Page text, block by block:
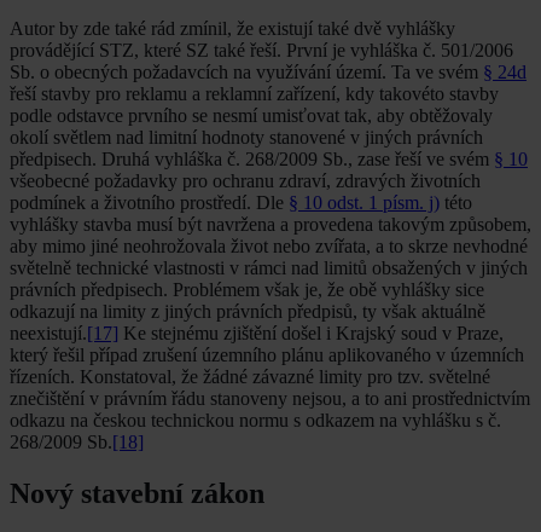
Autor by zde také rád zmínil, že existují také dvě vyhlášky
provádějící STZ, které SZ také řeší. První je vyhláška č. 501/2006
Sb. o obecných požadavcích na využívání území. Ta ve svém § 24d
řeší stavby pro reklamu a reklamní zařízení, kdy takovéto stavby
podle odstavce prvního se nesmí umisťovat tak, aby obtěžovaly
okolí světlem nad limitní hodnoty stanovené v jiných právních
předpisech. Druhá vyhláška č. 268/2009 Sb., zase řeší ve svém § 10
všeobecné požadavky pro ochranu zdraví, zdravých životních
podmínek a životního prostředí. Dle § 10 odst. 1 písm. j) této
vyhlášky stavba musí být navržena a provedena takovým způsobem,
aby mimo jiné neohrožovala život nebo zvířata, a to skrze nevhodné
světelně technické vlastnosti v rámci nad limitů obsažených v jiných
právních předpisech. Problémem však je, že obě vyhlášky sice
odkazují na limity z jiných právních předpisů, ty však aktuálně
neexistují.[17] Ke stejnému zjištění došel i Krajský soud v Praze,
který řešil případ zrušení územního plánu aplikovaného v územních
řízeních. Konstatoval, že žádné závazné limity pro tzv. světelné
znečištění v právním řádu stanoveny nejsou, a to ani prostřednictvím
odkazu na českou technickou normu s odkazem na vyhlášku s č.
268/2009 Sb.[18]
Nový stavební zákon